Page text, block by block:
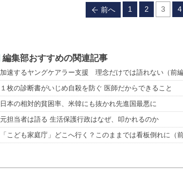
前へ 1 2 3 4
編集部おすすめの関連記事
加速するヤングケアラー支援 理念だけでは語れない（前編
１枚の診断書がいじめ自殺を防ぐ 医師だからできること
日本の相対的貧困率、米韓にも抜かれ先進国最悪に
元担当者は語る 生活保護行政はなぜ、叩かれるのか
「こども家庭庁」どこへ行く？このままでは看板倒れに（前